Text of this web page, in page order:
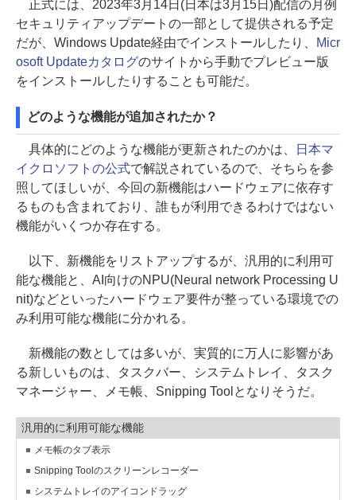
正式には、2023年3月14日(日本は3月15日)配信の月例
セキュリティアップデートの一部として提供される予定
だが、Windows Update経由でインストールしたり、
Micr
osoft Updateカタログのサイトから手動でプレビュー版
をインストールしたりすることも可能だ。
どのような機能が追加されたか？
具体的にどのような機能が更新されたのかは、
日本マ
イクロソフトの公式で解説されているので、そちらを参
照してほしいが、今回の新機能はハードウェアに依存す
るものも含まれており、誰もが利用できるわけではない
機能がいくつか存在する。
以下、新機能をリストアップするが、汎用的に利用可
能な機能と、AI向けのNPU(Neural network Processing U
nit)などといったハードウェア要件が整っている環境での
み利用可能な機能に分かれる。
新機能の数としては多いが、実質的に万人に影響があ
る新しいものは、タスクバー、システムトレイ、タスク
マネージャー、メモ帳、Snipping Toolとなりそうだ。
汎用的に利用可能な機能
メモ帳のタブ表示
Snipping Toolのスクリーンレコーダー
システムトレイのアイコンドラッグ